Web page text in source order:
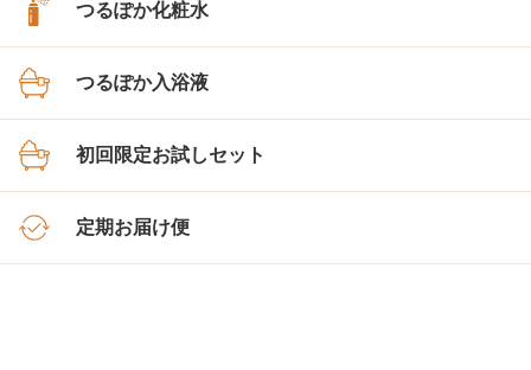
つるぽか化粧水
つるぽか入浴液
初回限定お試しセット
定期お届け便